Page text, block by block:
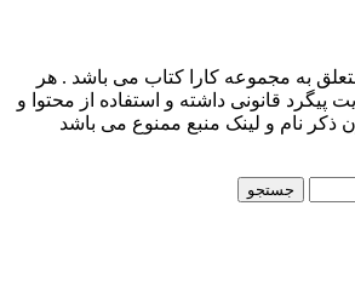
به مجموعه کارا کتاب می باشد . هر
پیگرد قانونی داشته و استفاده از محتوا و
نام و لینک منبع ممنوع می باشد
جستجو